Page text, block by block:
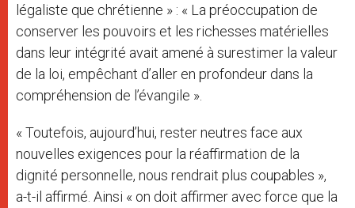
légaliste que chrétienne » : « La préoccupation de
conserver les pouvoirs et les richesses matérielles
dans leur intégrité avait amené à surestimer la valeur
de la loi, empêchant d’aller en profondeur dans la
compréhension de l’évangile ».
« Toutefois, aujourd’hui, rester neutres face aux
nouvelles exigences pour la réaffirmation de la
dignité personnelle, nous rendrait plus coupables »,
a-t-il affirmé. Ainsi « on doit affirmer avec force que la